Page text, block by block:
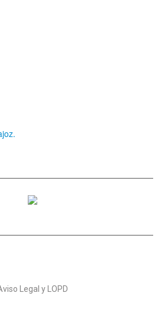
Legal y LOPD